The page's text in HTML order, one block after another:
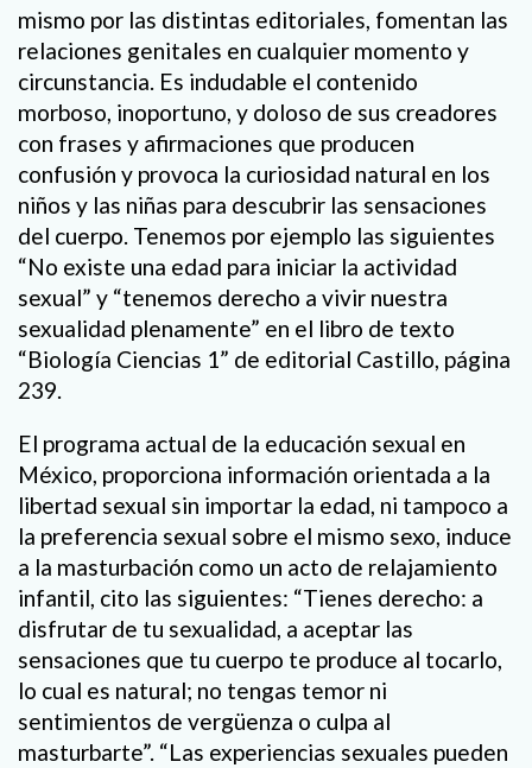
mismo por las distintas editoriales, fomentan las
relaciones genitales en cualquier momento y
circunstancia. Es indudable el contenido
morboso, inoportuno, y doloso de sus creadores
con frases y afirmaciones que producen
confusión y provoca la curiosidad natural en los
niños y las niñas para descubrir las sensaciones
del cuerpo. Tenemos por ejemplo las siguientes
“No existe una edad para iniciar la actividad
sexual” y “tenemos derecho a vivir nuestra
sexualidad plenamente” en el libro de texto
“Biología Ciencias 1” de editorial Castillo, página
239.
El programa actual de la educación sexual en
México, proporciona información orientada a la
libertad sexual sin importar la edad, ni tampoco a
la preferencia sexual sobre el mismo sexo, induce
a la masturbación como un acto de relajamiento
infantil, cito las siguientes: “Tienes derecho: a
disfrutar de tu sexualidad, a aceptar las
sensaciones que tu cuerpo te produce al tocarlo,
lo cual es natural; no tengas temor ni
sentimientos de vergüenza o culpa al
masturbarte”. “Las experiencias sexuales pueden